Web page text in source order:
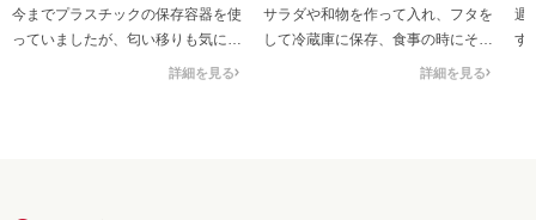
詳細を見る
今までプラスチックの保存容器を使
っていましたが、匂い移りも気にな
らないガラス容器に変えました。
蔵庫の中も整頓できます。
詳細を見る
サラダや和物を作って入れ、フタを
して冷蔵庫に保存、食事の時にその
ままテーブルに出せます。もちろん
週
す